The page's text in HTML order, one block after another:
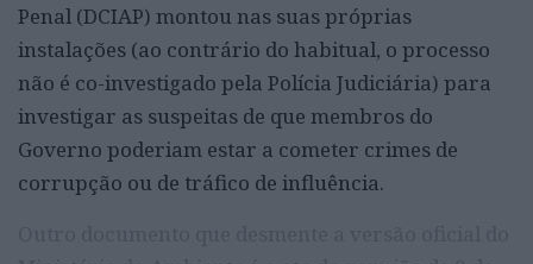
Penal (DCIAP) montou nas suas próprias
instalações (ao contrário do habitual, o processo
não é co-investigado pela Polícia Judiciária) para
investigar as suspeitas de que membros do
Governo poderiam estar a cometer crimes de
corrupção ou de tráfico de influência.